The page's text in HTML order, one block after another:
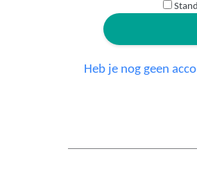
Heb je nog geen